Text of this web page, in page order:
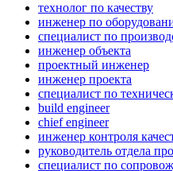
технолог по качеству
инженер по
специалист по
инженер объекта
проектный инженер
инженер проекта
специалист по
build engineer
chief engineer
инженер контроля
руководитель отдела
специалист по